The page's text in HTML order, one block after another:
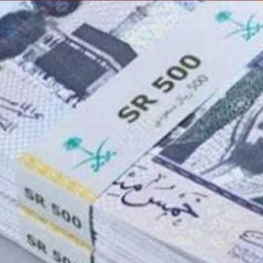
إلهام شرشر تكتب: دي مبقتش كورة..
دي سياسة
الكاتبة إلهام شرشر تهنئ الرئيس
في بناء الدولة